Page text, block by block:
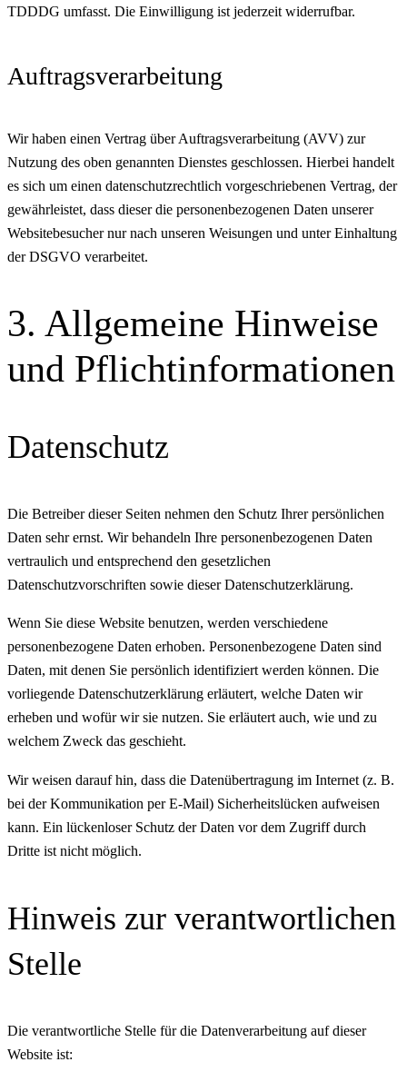
TDDDG umfasst. Die Einwilligung ist jederzeit widerrufbar.
Auftragsverarbeitung
Wir haben einen Vertrag über Auftragsverarbeitung (AVV) zur
Nutzung des oben genannten Dienstes geschlossen. Hierbei handelt
es sich um einen datenschutzrechtlich vorgeschriebenen Vertrag, der
gewährleistet, dass dieser die personenbezogenen Daten unserer
Websitebesucher nur nach unseren Weisungen und unter Einhaltung
der DSGVO verarbeitet.
3. Allgemeine Hinweise
und Pflicht­informationen
Datenschutz
Die Betreiber dieser Seiten nehmen den Schutz Ihrer persönlichen
Daten sehr ernst. Wir behandeln Ihre personenbezogenen Daten
vertraulich und entsprechend den gesetzlichen
Datenschutzvorschriften sowie dieser Datenschutzerklärung.
Wenn Sie diese Website benutzen, werden verschiedene
personenbezogene Daten erhoben. Personenbezogene Daten sind
Daten, mit denen Sie persönlich identifiziert werden können. Die
vorliegende Datenschutzerklärung erläutert, welche Daten wir
erheben und wofür wir sie nutzen. Sie erläutert auch, wie und zu
welchem Zweck das geschieht.
Wir weisen darauf hin, dass die Datenübertragung im Internet (z. B.
bei der Kommunikation per E-Mail) Sicherheitslücken aufweisen
kann. Ein lückenloser Schutz der Daten vor dem Zugriff durch
Dritte ist nicht möglich.
Hinweis zur verantwortlichen
Stelle
Die verantwortliche Stelle für die Datenverarbeitung auf dieser
Website ist: